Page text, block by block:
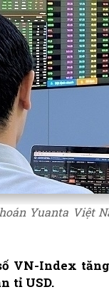
Yuanta Việt
VN-Index
tỉ USD.